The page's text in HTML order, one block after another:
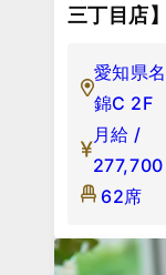
三丁目店】
愛知県
錦C 2F
月給 /
277,700
62席